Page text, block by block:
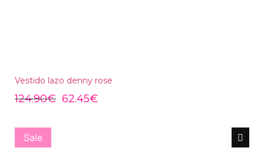
Vestido lazo denny rose
124.90€ 62.45€
Sale